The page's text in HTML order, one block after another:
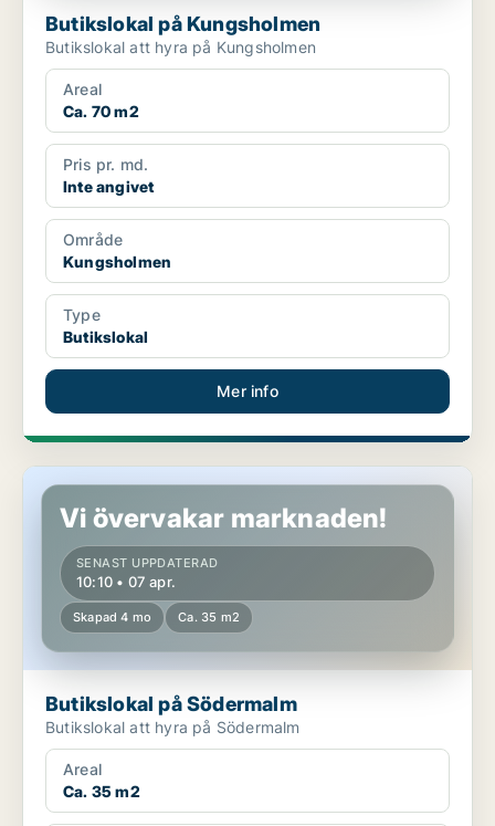
Butikslokal på Kungsholmen
Butikslokal att hyra på Kungsholmen
Areal
Ca. 70 m2
Pris pr. md.
Inte angivet
Område
Kungsholmen
Type
Butikslokal
Mer info
Butikslokal på Södermalm
Vi övervakar marknaden!
SENAST UPPDATERAD
10:10 • 07 apr.
Skapad 4 mo Ca. 35 m2
Butikslokal på Södermalm
Butikslokal att hyra på Södermalm
Areal
Ca. 35 m2